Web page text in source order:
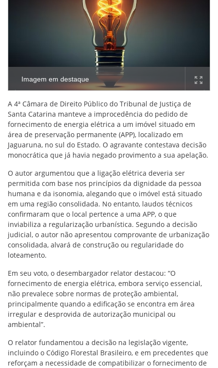
Imagem em destaque
A 4ª Câmara de Direito Público do Tribunal de Justiça de
Santa Catarina manteve a improcedência do pedido de
fornecimento de energia elétrica a um imóvel situado em
área de preservação permanente (APP), localizado em
Jaguaruna, no sul do Estado. O agravante contestava decisão
monocrática que já havia negado provimento a sua apelação.
O autor argumentou que a ligação elétrica deveria ser
permitida com base nos princípios da dignidade da pessoa
humana e da isonomia, alegando que o imóvel está situado
em uma região consolidada. No entanto, laudos técnicos
confirmaram que o local pertence a uma APP, o que
inviabiliza a regularização urbanística. Segundo a decisão
judicial, o autor não apresentou comprovante de urbanização
consolidada, alvará de construção ou regularidade do
loteamento.
Em seu voto, o desembargador relator destacou: “O
fornecimento de energia elétrica, embora serviço essencial,
não prevalece sobre normas de proteção ambiental,
principalmente quando a edificação se encontra em área
irregular e desprovida de autorização municipal ou
ambiental”.
O relator fundamentou a decisão na legislação vigente,
incluindo o Código Florestal Brasileiro, e em precedentes que
reforçam a necessidade de compatibilizar o fornecimento de